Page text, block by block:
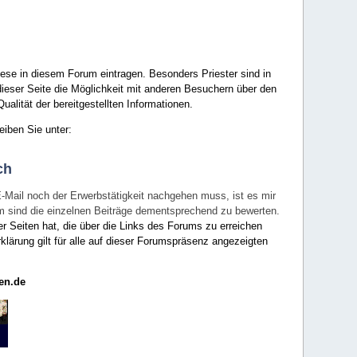
in diesem Forum eintragen. Besonders Priester sind in
Seite die Möglichkeit mit anderen Besuchern über den
der bereitgestellten Informationen.
Sie unter:
noch der Erwerbstätigkeit nachgehen muss, ist es mir
die einzelnen Beiträge dementsprechend zu bewerten.
Seiten hat, die über die Links des Forums zu erreichen
gilt für alle auf dieser Forumspräsenz angezeigten